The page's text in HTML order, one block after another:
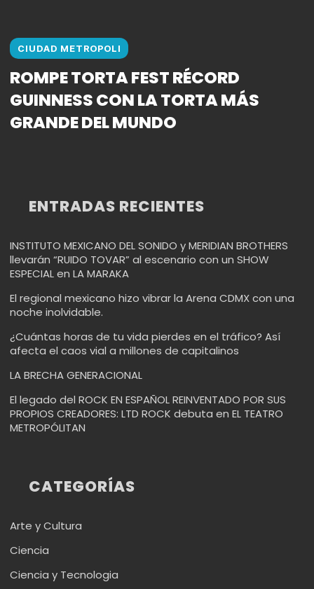
CIUDAD METROPOLI
ROMPE TORTA FEST RÉCORD
GUINNESS CON LA TORTA MÁS
GRANDE DEL MUNDO
ENTRADAS RECIENTES
INSTITUTO MEXICANO DEL SONIDO y MERIDIAN BROTHERS
llevarán “RUIDO TOVAR” al escenario con un SHOW
ESPECIAL en LA MARAKA
El regional mexicano hizo vibrar la Arena CDMX con una
noche inolvidable.
¿Cuántas horas de tu vida pierdes en el tráfico? Así
afecta el caos vial a millones de capitalinos
LA BRECHA GENERACIONAL
El legado del ROCK EN ESPAÑOL REINVENTADO POR SUS
PROPIOS CREADORES: LTD ROCK debuta en EL TEATRO
METROPÓLITAN
CATEGORÍAS
Arte y Cultura
Ciencia
Ciencia y Tecnologia